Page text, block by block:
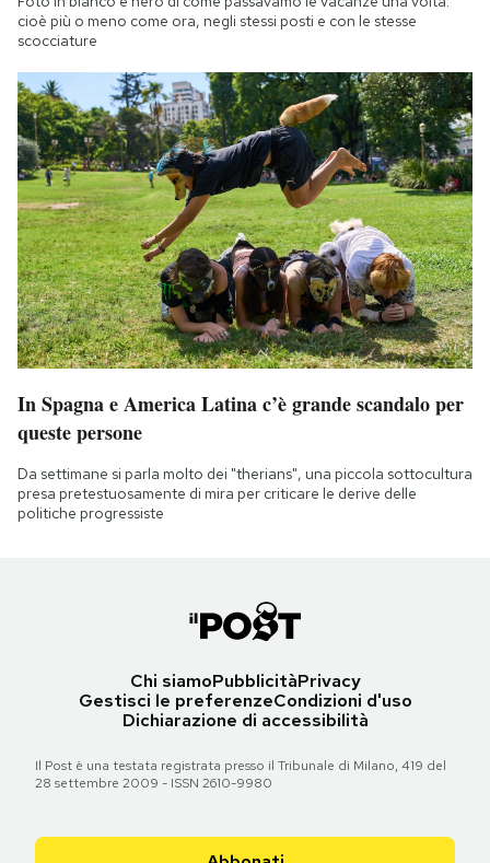
cioè più o meno come ora, negli stessi posti e con le stesse
scocciature
In Spagna e America Latina c’è grande scandalo per
queste persone
Da settimane si parla molto dei "therians", una piccola sottocultura
presa pretestuosamente di mira per criticare le derive delle
politiche progressiste
Chi siamoPubblicitàPrivacy
Gestisci le preferenzeCondizioni d'uso
Dichiarazione di accessibilità
Il Post è una testata registrata presso il Tribunale di Milano, 419 del
28 settembre 2009 - ISSN 2610-9980